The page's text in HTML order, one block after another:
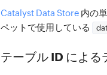
Catalyst Data Store 内の
ペットで使用している
テーブル ID によ